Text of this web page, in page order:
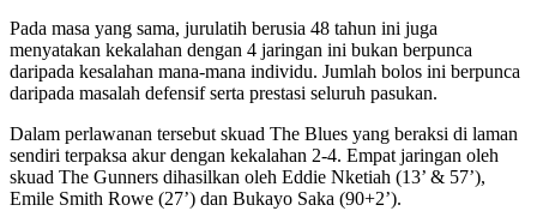
Pada masa yang sama, jurulatih berusia 48 tahun ini juga
menyatakan kekalahan dengan 4 jaringan ini bukan berpunca
daripada kesalahan mana-mana individu. Jumlah bolos ini berpunca
daripada masalah defensif serta prestasi seluruh pasukan.
Dalam perlawanan tersebut skuad The Blues yang beraksi di laman
sendiri terpaksa akur dengan kekalahan 2-4. Empat jaringan oleh
skuad The Gunners dihasilkan oleh Eddie Nketiah (13’ & 57’),
Emile Smith Rowe (27’) dan Bukayo Saka (90+2’).